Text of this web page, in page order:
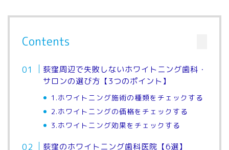
Contents
荻窪周辺で失敗しないホワイトニング歯科・
サロンの選び方【3つのポイント】
1.ホワイトニング施術の種類をチェックする
2.ホワイトニングの価格をチェックする
3.ホワイトニング効果をチェックする
荻窪のホワイトニング歯科医院【6選】